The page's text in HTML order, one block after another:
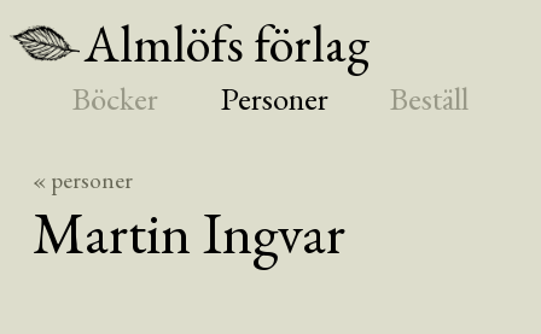
Almlöfs förlag
Böcker Personer Beställ
« personer
MartinIngvar